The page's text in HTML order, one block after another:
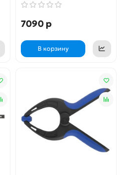
7090 р
В корзину